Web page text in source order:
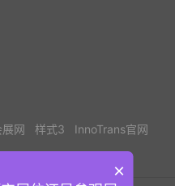
网 样式3
InnoTrans官网
×